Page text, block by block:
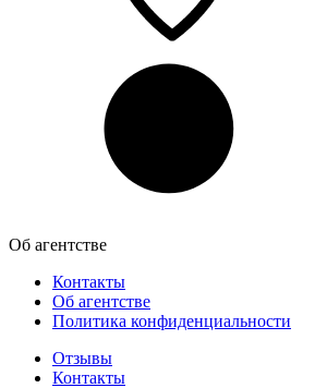
Об агентстве
Контакты
Об агентстве
Политика конфиденциальности
Отзывы
Контакты